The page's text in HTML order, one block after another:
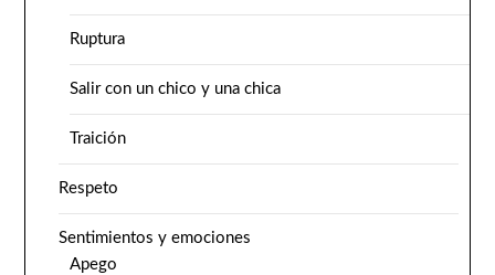
Ruptura
Salir con un chico y una chica
Traición
Respeto
Sentimientos y emociones
Apego